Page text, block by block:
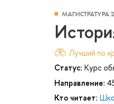
МАГИСТРАТУРА
Лучший по
Статус: Курс
Направление:
Кто читает: